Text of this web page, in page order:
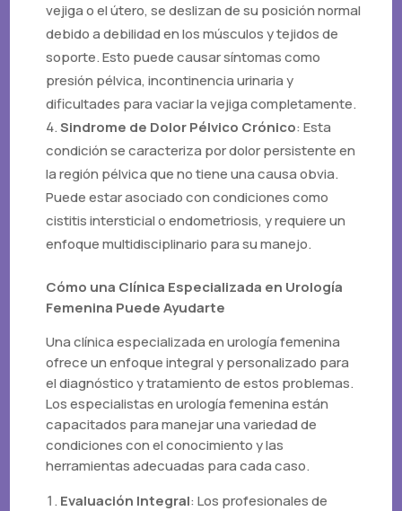
vejiga o el útero, se deslizan de su posición normal
debido a debilidad en los músculos y tejidos de
soporte. Esto puede causar síntomas como
presión pélvica, incontinencia urinaria y
dificultades para vaciar la vejiga completamente.
Sindrome de Dolor Pélvico Crónico: Esta
condición se caracteriza por dolor persistente en
la región pélvica que no tiene una causa obvia.
Puede estar asociado con condiciones como
cistitis intersticial o endometriosis, y requiere un
enfoque multidisciplinario para su manejo.
Cómo una Clínica Especializada en Urología
Femenina Puede Ayudarte
Una clínica especializada en urología femenina
ofrece un enfoque integral y personalizado para
el diagnóstico y tratamiento de estos problemas.
Los especialistas en urología femenina están
capacitados para manejar una variedad de
condiciones con el conocimiento y las
herramientas adecuadas para cada caso.
Evaluación Integral: Los profesionales de